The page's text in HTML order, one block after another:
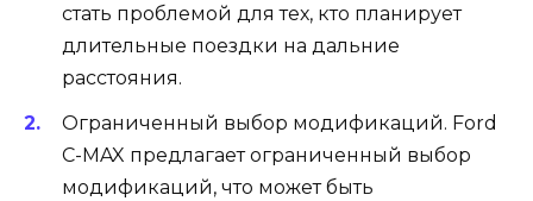
стать проблемой для тех, кто планирует
длительные поездки на дальние
расстояния.
Ограниченный выбор модификаций. Ford
C-MAX предлагает ограниченный выбор
модификаций, что может быть